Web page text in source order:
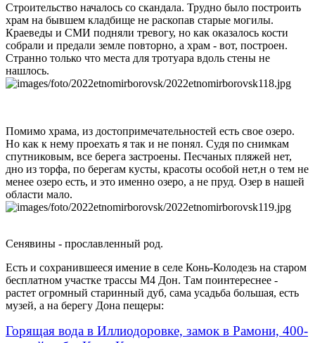
Строительство началось со скандала. Трудно было построить
храм на бывшем кладбище не раскопав старые могилы.
Краеведы и СМИ подняли тревогу, но как оказалось кости
собрали и предали земле повторно, а храм - вот, построен.
Странно только что места для тротуара вдоль стены не
нашлось.
Помимо храма, из достопримечательностей есть свое озеро.
Но как к нему проехать я так и не понял. Судя по снимкам
спутниковым, все берега застроены. Песчаных пляжей нет,
дно из торфа, по берегам кусты, красоты особой нет,н о тем не
менее озеро есть, и это именно озеро, а не пруд. Озер в нашей
области мало.
Сенявины - прославленный род.
Есть и сохранившееся имение в селе Конь-Колодезь на старом
бесплатном участке трассы М4 Дон. Там поинтереснее -
растет огромный старинный дуб, сама усадьба большая, есть
музей, а на берегу Дона пещеры:
Горящая вода в Иллиодоровке, замок в Рамони, 400-